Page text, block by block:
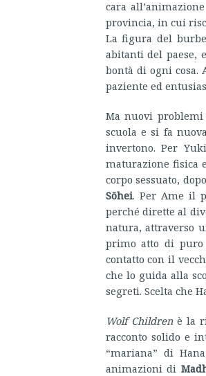
cara
provincia, in cui
La figura del
abitanti del paese,
bontà di ogni cosa.
paziente ed
Ma nuovi
scuola e si fa
invertono. Per
maturazione fisica
corpo sessuato,
Sōhei. Per Ame il
perché dirette al
natura, attraverso
primo atto di puro
contatto con il
che lo guida alla
segreti. Scelta che
Wolf Children è la
racconto solido e
“mariana” di
animazioni di